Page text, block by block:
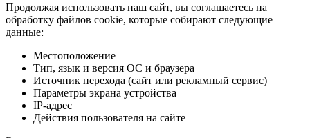
Продолжая использовать наш сайт, вы соглашаетесь на
обработку файлов cookie, которые собирают следующие
данные:
Местоположение
Тип, язык и версия ОС и браузера
Источник перехода (сайт или рекламный сервис)
Параметры экрана устройства
IP-адрес
Действия пользователя на сайте